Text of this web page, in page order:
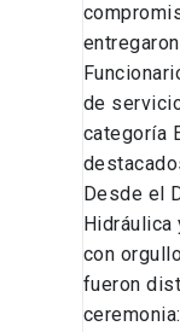
de
categoría
Desde el
con
fueron